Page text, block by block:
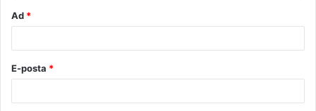
Ad *
E-posta *